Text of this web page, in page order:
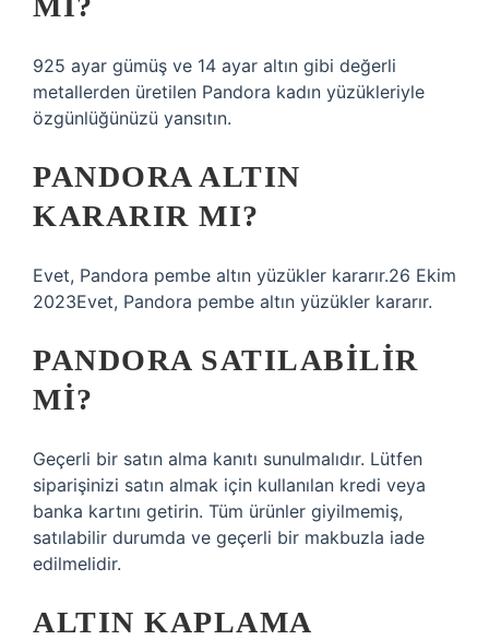
925 ayar gümüş ve 14 ayar altın gibi değerli
metallerden üretilen Pandora kadın yüzükleriyle
özgünlüğünüzü yansıtın.
PANDORA ALTIN
KARARIR MI?
Evet, Pandora pembe altın yüzükler kararır.26 Ekim
2023Evet, Pandora pembe altın yüzükler kararır.
PANDORA SATILABILIR
MI?
Geçerli bir satın alma kanıtı sunulmalıdır. Lütfen
siparişinizi satın almak için kullanılan kredi veya
banka kartını getirin. Tüm ürünler giyilmemiş,
satılabilir durumda ve geçerli bir makbuzla iade
edilmelidir.
ALTIN KAPLAMA